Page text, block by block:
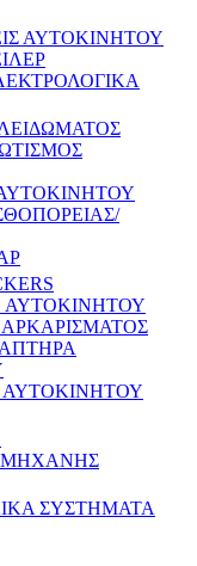
ΑΥΤΟΚΙΝΗΤΟΥ
ΑΥΤΟΚΙΝΗΤΟΥ
ΑΥΤΟΚΙΝΗΤΟΥ
ΜΗΧΑΝΗΣ
ΣΥΣΤΗΜΑΤΑ